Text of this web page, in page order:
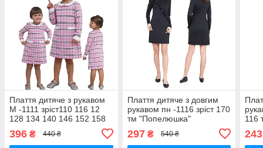
Плаття дитяче з рукавом
М -1111 зріст110 116 12
128 134 140 146 152 158
396 ₴ 440 ₴
Плаття дитяче з довгим
рукавом пн -1116 зріст 170
тм "Попелюшка"
297₴ 540 ₴
116
243